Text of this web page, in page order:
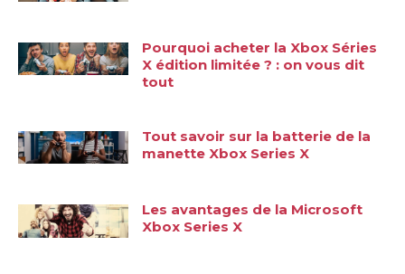
Pourquoi acheter la Xbox Séries
X édition limitée ? : on vous dit
tout
Tout savoir sur la batterie de la
manette Xbox Series X
Les avantages de la Microsoft
Xbox Series X